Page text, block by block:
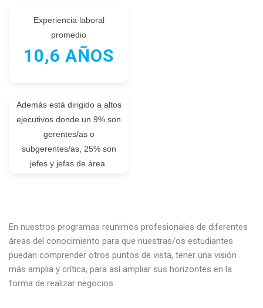
Experiencia laboral
promedio
10,6 AÑOS
Además está dirigido a altos
ejecutivos donde un 9% son
gerentes/as o
subgerentes/as, 25% son
jefes y jefas de área.
En nuestros programas reunimos profesionales de diferentes
áreas del conocimiento para que nuestras/os estudiantes
puedan comprender otros puntos de vista, tener una visión
más amplia y crítica, para así ampliar sus horizontes en la
forma de realizar negocios.